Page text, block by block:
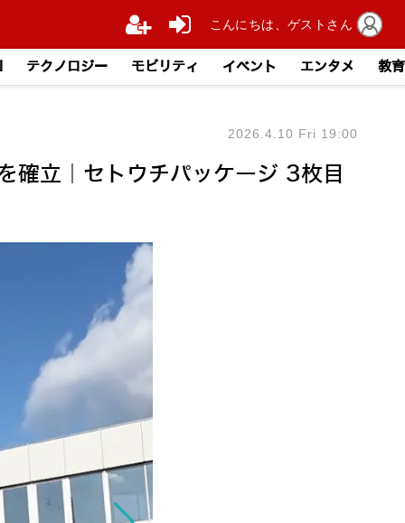
テクノロジー モビリティ イベント エンタメ 教育
確立｜セトウチパッケージ 3枚目
2026.4.10 Fri 19:00
こんにちは、ゲストさん